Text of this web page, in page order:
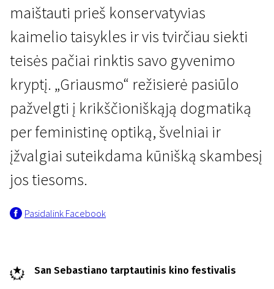
Pagrindinis konkursas
Griausmas
1 val. 32 min. | Drama | N-16
maištauti prieš konservatyvias
kaimelio taisykles ir vis tvirčiau siekti
teisės pačiai rinktis savo gyvenimo
kryptį. „Griausmo“ režisierė pasiūlo
pažvelgti į krikščioniškąją dogmatiką
per feministinę optiką, švelniai ir
įžvalgiai suteikdama kūnišką skambesį
jos tiesoms.
Pasidalink Facebook
San Sebastiano tarptautinis kino festivalis